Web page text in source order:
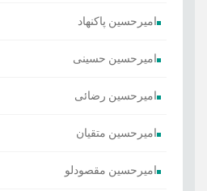
امیرحسین پاکنهاد
امیرحسین حسینی
امیرحسین رضائی
امیرحسین متقیان
امیرحسین مقصودلو